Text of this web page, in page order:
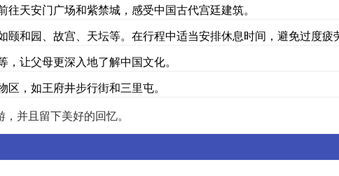
天安门广场和紫禁城，感受中国古代宫廷建筑。
和园、故宫、天坛等。在行程中适当安排休息时间，避免过度疲
让父母更深入地了解中国文化。
，如王府井步行街和三里屯。
并且留下美好的回忆。